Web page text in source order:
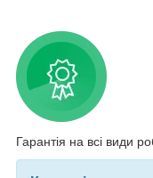
Гарантія на всі види